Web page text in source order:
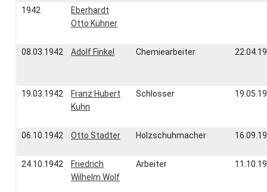
1942
Eberhardt
Otto Kühner
08.03.1942 Adolf Finkel Chemiearbeiter
19.03.1942
Franz Hubert
Kuhn
Schlosser
06.10.1942 Otto Stadter Holzschuhmacher
24.10.1942
Friedrich
Wilhelm Wolf
Arbeiter